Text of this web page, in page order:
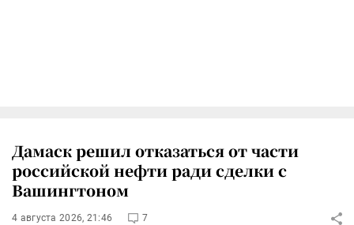
Дамаск решил отказаться от части
российской нефти ради сделки с
Вашингтоном
4 августа 2026, 21:46 7